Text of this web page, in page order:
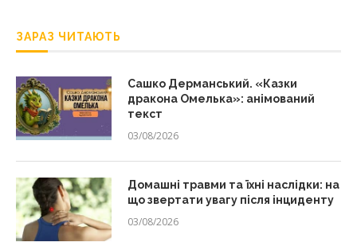
ЗАРАЗ ЧИТАЮТЬ
Сашко Дерманський. «Казки
дракона Омелька»: анімований
текст
03/08/2026
Домашні травми та їхні наслідки: на
що звертати увагу після інциденту
03/08/2026